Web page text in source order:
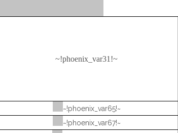
~!phoenix_var31!~
~!phoenix_var65!~
~!phoenix_var67!~